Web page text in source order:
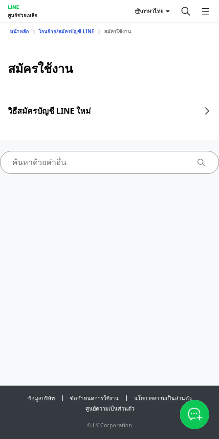
LINE
ศูนย์ช่วยเหลือ
ภาษาไทย
หน้าหลัก โอนย้าย/สมัครบัญชี LINE สมัครใช้งาน
สมัครใช้งาน
วิธีสมัครบัญชี LINE ใหม่
ข้อมูลบริษัท ข้อกำหนดการใช้งาน
นโยบายความเป็นส่วนตัว
ศูนย์ความเป็นส่วนตัว
© LY Corporation